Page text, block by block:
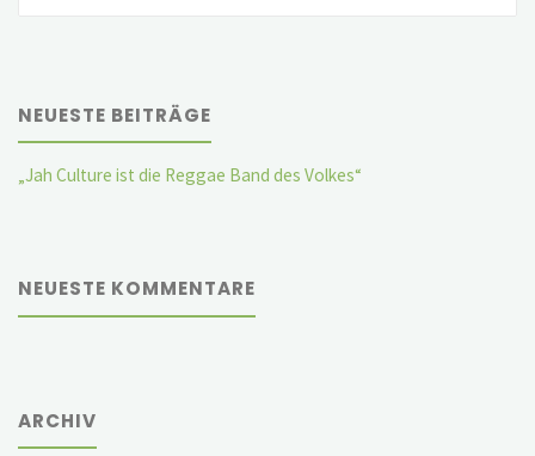
NEUESTE BEITRÄGE
„Jah Culture ist die Reggae Band des Volkes“
NEUESTE KOMMENTARE
ARCHIV